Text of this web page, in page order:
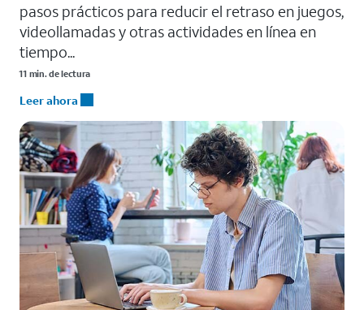
pasos prácticos para reducir el retraso en juegos,
videollamadas y otras actividades en línea en
tiempo...
11 min. de lectura
Leer ahora